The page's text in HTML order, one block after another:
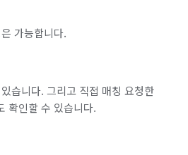
가능합니다.
습니다. 그리고 직접 매칭 요청한
확인할 수 있습니다.